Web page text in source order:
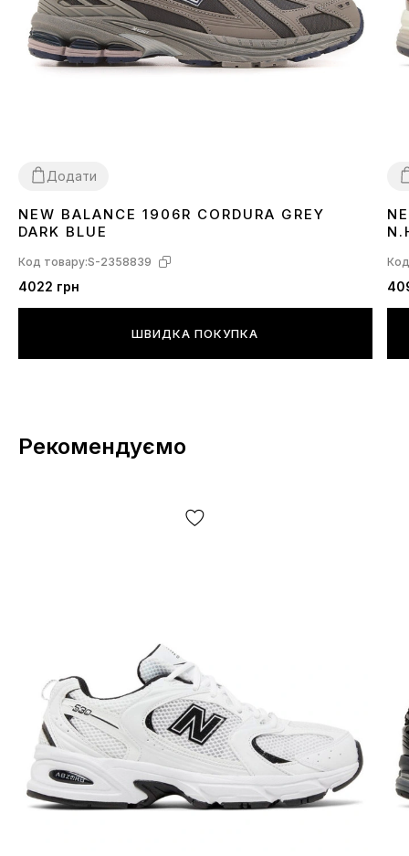
Додати
4142 4344
NEW BALANCE 1906R CORDURA GREY
DARK BLUE
Код товару:S-2358839
4022 грн
ШВИДКА ПОКУПКА
Рекомендуємо